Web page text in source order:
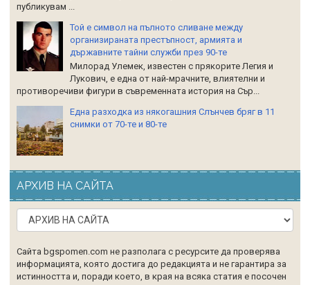
публикувам ...
Той е символ на пълното сливане между
организираната престъпност, армията и
държавните тайни служби през 90-те
Милорад Улемек, известен с прякорите Легия и
Лукович, е една от най-мрачните, влиятелни и
противоречиви фигури в съвременната история на Сър...
Една разходка из някогашния Слънчев бряг в 11
снимки от 70-те и 80-те
АРХИВ НА САЙТА
Сайта bgspomen.com не разполага с ресурсите да проверява
информацията, която достига до редакцията и не гарантира за
истинността и, поради което, в края на всяка статия е посочен